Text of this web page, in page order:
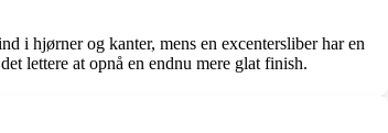
i hjørner og kanter, mens en excentersliber har en
lettere at opnå en endnu mere glat finish.